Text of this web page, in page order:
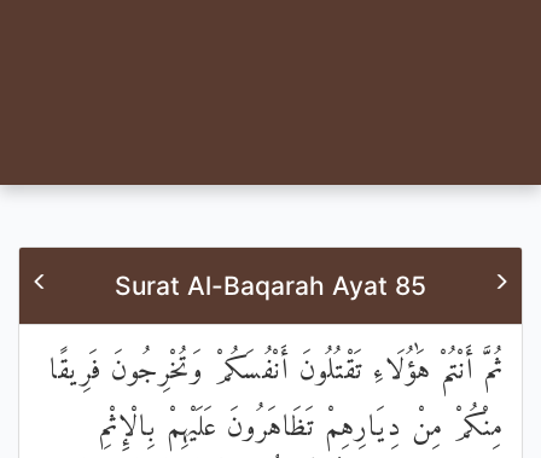
Surat Al-Baqarah Ayat 85
ثُمَّ أَنْتُمْ هَٰؤُلَاءِ تَقْتُلُونَ أَنْفُسَكُمْ وَتُخْرِجُونَ فَرِيقًا
مِنْكُمْ مِنْ دِيَارِهِمْ تَظَاهَرُونَ عَلَيْهِمْ بِالْإِثْمِ